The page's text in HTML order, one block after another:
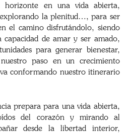
horizonte en una vida abierta,
la plenitud…, para ser
el camino disfrutándolo, siendo
de amar y ser amado,
para generar bienestar,
paso en un crecimiento
conformando nuestro itinerario
prepara para una vida abierta,
del corazón y mirando al
desde la libertad interior,